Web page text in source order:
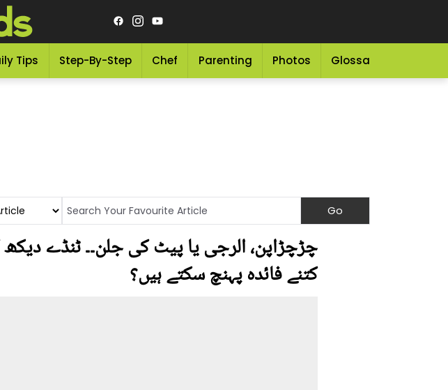
Tips Step-By-Step Chef Parenting Photos Glossary
چڑچڑاپن، الرجی یا پیٹ کی جلن۔۔ ٹنڈے دیکھ
کتنے فائدہ پہنچ سکتے ہیں؟